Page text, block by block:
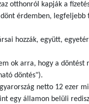
otthonról kapják a
érdemben,
hozzák, együtt,
ok arra, hogy a
döntés").
netto 12 ezer
egy államon belüli